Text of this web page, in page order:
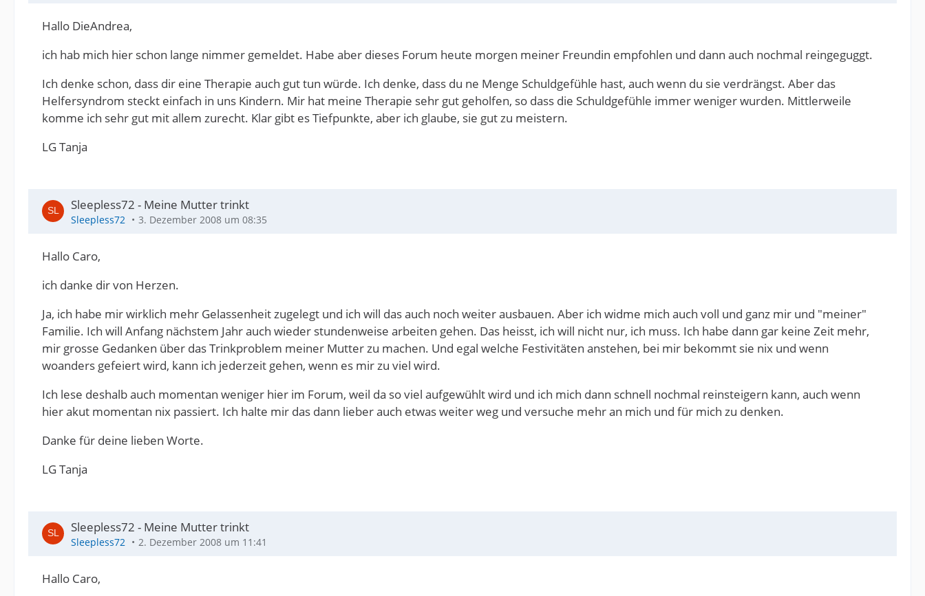
Hallo DieAndrea,
ich hab mich hier schon lange nimmer gemeldet. Habe aber dieses Forum heute morgen meiner Freundin empfohlen und dann auch nochmal reingeguggt.
Ich denke schon, dass dir eine Therapie auch gut tun würde. Ich denke, dass du ne Menge Schuldgefühle hast, auch wenn du sie verdrängst. Aber das
Helfersyndrom steckt einfach in uns Kindern. Mir hat meine Therapie sehr gut geholfen, so dass die Schuldgefühle immer weniger wurden. Mittlerweile
komme ich sehr gut mit allem zurecht. Klar gibt es Tiefpunkte, aber ich glaube, sie gut zu meistern.
LG Tanja
Sleepless72 - Meine Mutter trinkt
Sleepless72 3. Dezember 2008 um 08:35
Hallo Caro,
ich danke dir von Herzen.
Ja, ich habe mir wirklich mehr Gelassenheit zugelegt und ich will das auch noch weiter ausbauen. Aber ich widme mich auch voll und ganz mir und "meiner"
Familie. Ich will Anfang nächstem Jahr auch wieder stundenweise arbeiten gehen. Das heisst, ich will nicht nur, ich muss. Ich habe dann gar keine Zeit mehr,
mir grosse Gedanken über das Trinkproblem meiner Mutter zu machen. Und egal welche Festivitäten anstehen, bei mir bekommt sie nix und wenn
woanders gefeiert wird, kann ich jederzeit gehen, wenn es mir zu viel wird.
Ich lese deshalb auch momentan weniger hier im Forum, weil da so viel aufgewühlt wird und ich mich dann schnell nochmal reinsteigern kann, auch wenn
hier akut momentan nix passiert. Ich halte mir das dann lieber auch etwas weiter weg und versuche mehr an mich und für mich zu denken.
Danke für deine lieben Worte.
LG Tanja
Sleepless72 - Meine Mutter trinkt
Sleepless72 2. Dezember 2008 um 11:41
Hallo Caro,